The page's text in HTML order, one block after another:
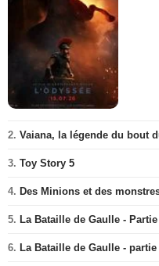
2. Vaiana, la légende du bout
3. Toy Story 5
4. Des Minions et des
5. La Bataille de Gaulle -
6. La Bataille de Gaulle -